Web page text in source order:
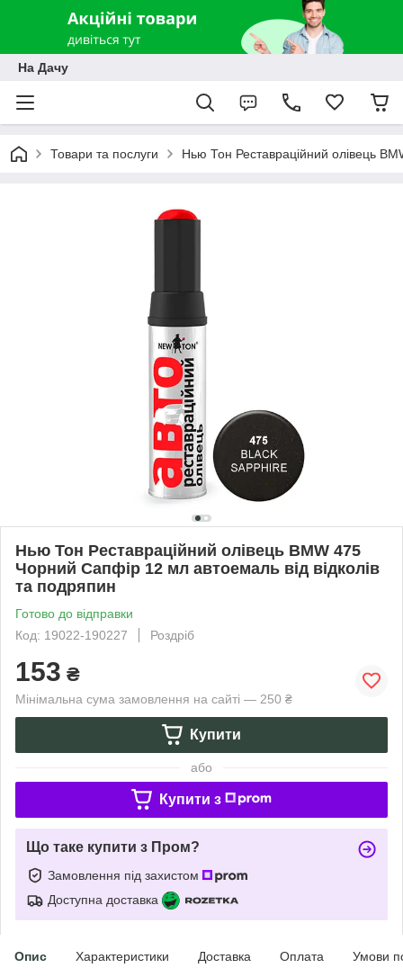
На Дачу
Товари та послуги Нью Тон Реставраційний олівець
Нью Тон Реставраційний олівець BMW 475
Чорний Сапфір 12 мл автоемаль від відколів
та подряпин
Готово до відправки
Код: 19022-190227
Роздріб
153 ₴
Мінімальна сума замовлення на сайті — 250 ₴
Купити
або
Купити з
Що таке купити з Пром?
Замовлення під захистом
Доступна доставка
Опис Характеристики Доставка Оплата Умови